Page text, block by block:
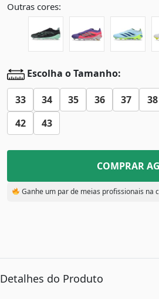
Outras cores:
Escolha o Tamanho:
33 34 35 36 37 38
42
43
COMPRAR
Ganhe um par de meias profissionais na
Detalhes do Produto